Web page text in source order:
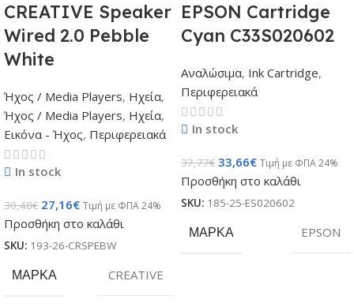
CREATIVE Speaker
Wired 2.0 Pebble
White
Ήχος / Media Players, Ηχεία,
Ήχος / Media Players, Ηχεία,
Εικόνα - Ήχος, Περιφερειακά
In stock
30,48€ 27,16€ Τιμή με ΦΠΑ 24%
Προσθήκη στο καλάθι
SKU: 193-26-CRSPEBW
ΜΆΡΚΑ CREATIVE
EPSON Cartridge
Cyan C33S020602
Αναλώσιμα, Ink Cartridge,
Περιφερειακά
In stock
37,77€ 33,66€ Τιμή με ΦΠΑ 24%
Προσθήκη στο καλάθι
SKU: 185-25-ES020602
ΜΆΡΚΑ EPSON